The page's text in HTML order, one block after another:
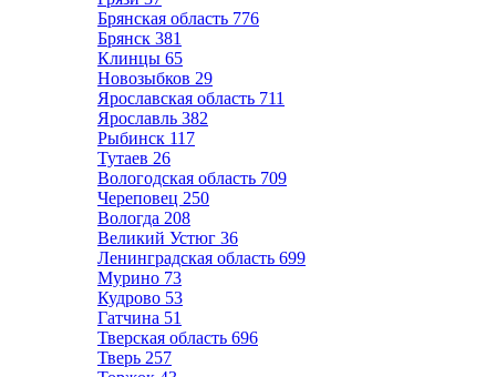
Брянская область 776
Брянск 381
Клинцы 65
Новозыбков 29
Ярославская область 711
Ярославль 382
Рыбинск 117
Тутаев 26
Вологодская область 709
Череповец 250
Вологда 208
Великий Устюг 36
Ленинградская область 699
Мурино 73
Кудрово 53
Гатчина 51
Тверская область 696
Тверь 257